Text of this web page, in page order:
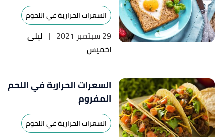
السعرات الحرارية في اللحوم
29 سبتمبر 2021 | ليلى
اخميس
السعرات الحرارية في اللحم
المفروم
السعرات الحرارية في اللحوم